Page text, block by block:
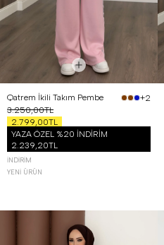
Qatrem İkili Takım Pembe
+2
3.250,00TL
2.799,00TL
YAZA ÖZEL %20 İNDİRİM
2.239,20TL
İNDIRIM
YENI ÜRÜN